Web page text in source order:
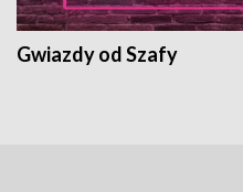
Gwiazdy od Szafy